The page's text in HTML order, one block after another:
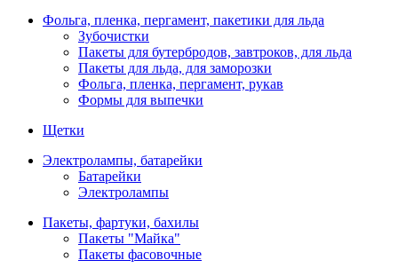
Фольга, пленка, пергамент, пакетики для льда
Зубочистки
Пакеты для бутербродов, завтроков, для льда
Пакеты для льда, для заморозки
Фольга, пленка, пергамент, рукав
Формы для выпечки
Щетки
Электролампы, батарейки
Батарейки
Электролампы
Пакеты, фартуки, бахилы
Пакеты "Майка"
Пакеты фасовочные